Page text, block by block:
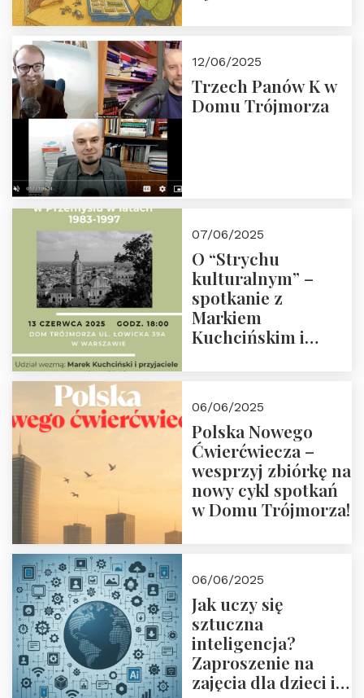
Fundacji
12/06/2025
Trzech Panów K w
Domu Trójmorza
07/06/2025
O “Strychu
kulturalnym” –
spotkanie z
Markiem
Kuchcińskim i
18:00
06/06/2025
Polska Nowego
Ćwierćwiecza –
wesprzyj zbiórkę na
nowy cykl spotkań
w Domu Trójmorza!
06/06/2025
Jak uczy się
sztuczna
inteligencja?
Zaproszenie na
zajęcia dla dzieci i